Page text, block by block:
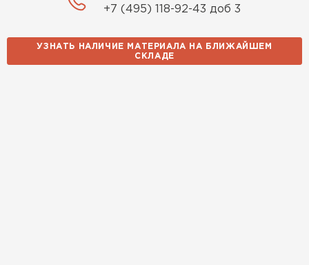
+7 (495) 118-92-43 доб 3
УЗНАТЬ НАЛИЧИЕ МАТЕРИАЛА НА БЛИЖАЙШЕМ
СКЛАДЕ